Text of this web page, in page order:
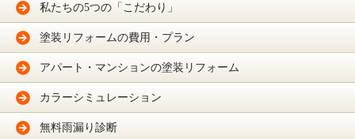
・お客さまが希望されるサービスを行なうために当社が業務を委託する業者に対して
開示する場合
個人情報の安全対策
じています。
お客さまがご本人の個人情報の照会・修正・削除などをご希望される場合には、ご本
法令、規範の遵守と見直し
私たちの5つの「こだわり」
塗装リフォームの費用・プラン
アパート・マンションの塗装リフォーム
カラーシミュレーション
無料雨漏り診断